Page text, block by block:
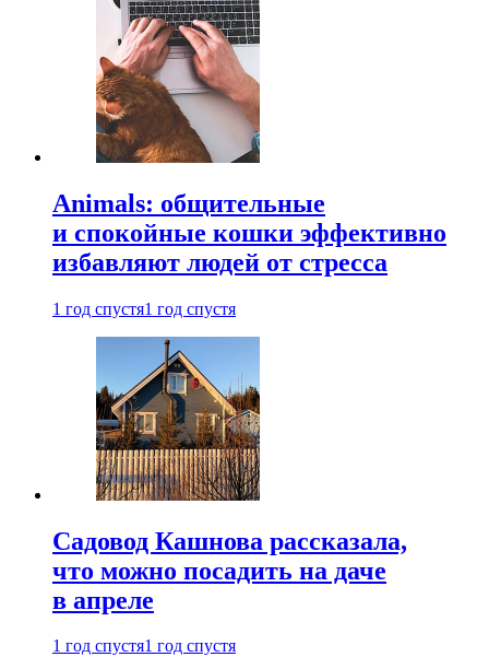
Animals: общительные
и спокойные кошки эффективно
избавляют людей от стресса
1 год спустя1 год спустя
Садовод Кашнова рассказала,
что можно посадить на даче
в апреле
1 год спустя1 год спустя